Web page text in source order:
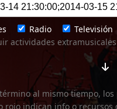
Radio Televisión
actividades
al mismo tiempo,
rojo indican info o